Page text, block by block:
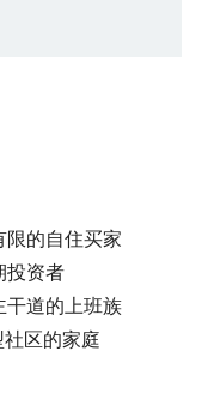
限的自住买家
投资者
干道的上班族
社区的家庭